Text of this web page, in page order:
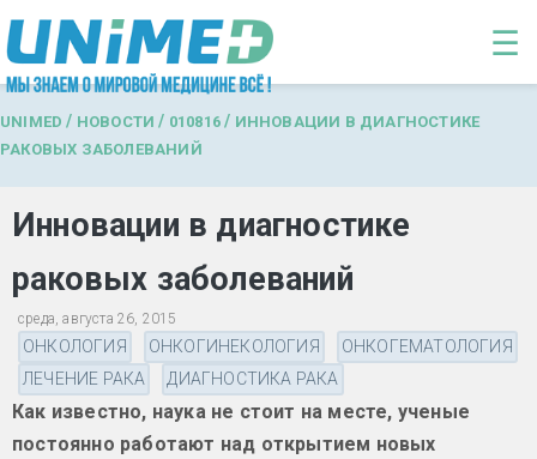
Перейти к основному содержанию
☰
UNIMED / НОВОСТИ / 010816 / ИННОВАЦИИ В ДИАГНОСТИКЕ
РАКОВЫХ ЗАБОЛЕВАНИЙ
Инновации в диагностике
раковых заболеваний
среда, августа 26, 2015
ОНКОЛОГИЯ ОНКОГИНЕКОЛОГИЯ
ОНКОГЕМАТОЛОГИЯ
ЛЕЧЕНИЕ РАКА
ДИАГНОСТИКА РАКА
Как известно, наука не стоит на месте, ученые
постоянно работают над открытием новых